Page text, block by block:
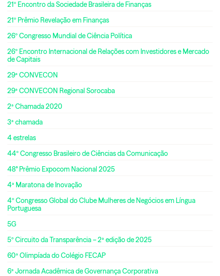
21º Encontro da Sociedade Brasileira de Finanças
21º Prêmio Revelação em Finanças
26º Congresso Mundial de Ciência Política
26º Encontro Internacional de Relações com Investidores e Mercado
de Capitais
29ª CONVECON
29ª CONVECON Regional Sorocaba
2ª Chamada 2020
3ª chamada
4 estrelas
44º Congresso Brasileiro de Ciências da Comunicação
48° Prêmio Expocom Nacional 2025
4ª Maratona de Inovação
4º Congresso Global do Clube Mulheres de Negócios em Língua
Portuguesa
5G
5º Circuito da Transparência – 2ª edição de 2025
60ª Olimpíada do Colégio FECAP
6ª Jornada Acadêmica de Governança Corporativa